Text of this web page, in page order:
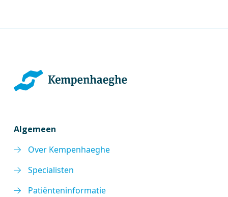
Algemeen
Over Kempenhaeghe
Specialisten
Patiënteninformatie